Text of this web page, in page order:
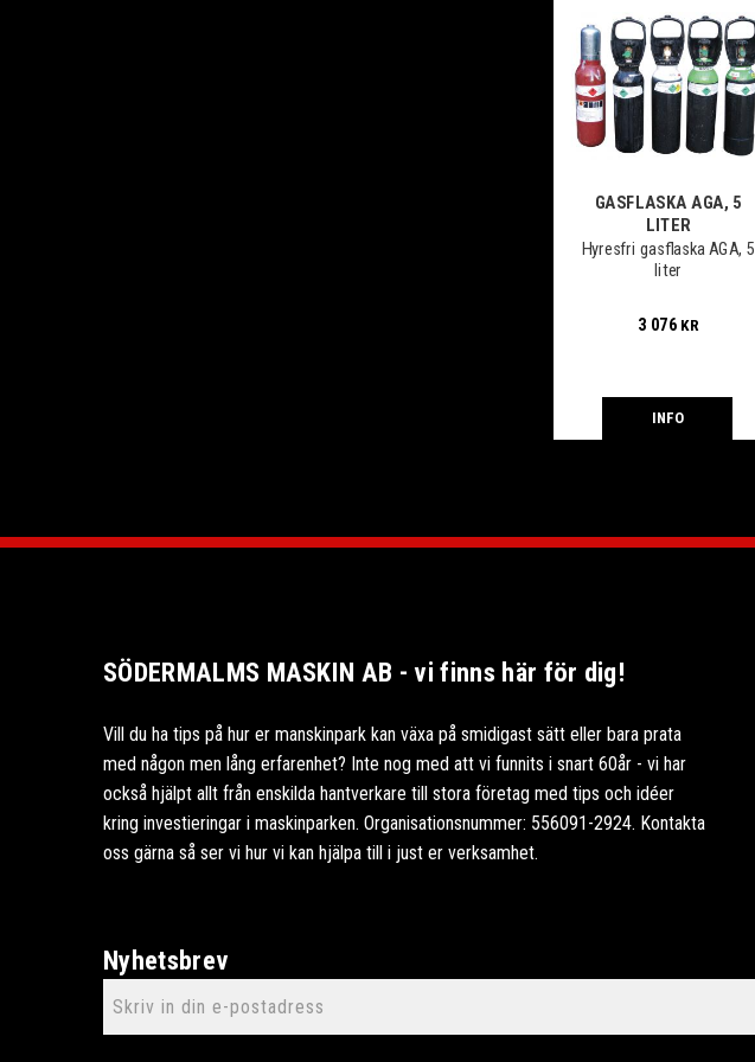
GASFLASKA AGA, 5
LITER
Hyresfri gasflaska AGA, 5
liter
3 076KR
INFO
SÖDERMALMS MASKIN AB - vi finns här för dig!
Vill du ha tips på hur er manskinpark kan växa på smidigast sätt eller bara prata
med någon men lång erfarenhet? Inte nog med att vi funnits i snart 60år - vi har
också hjälpt allt från enskilda hantverkare till stora företag med tips och idéer
kring investieringar i maskinparken. Organisationsnummer: 556091-2924. Kontakta
oss gärna så ser vi hur vi kan hjälpa till i just er verksamhet.
Nyhetsbrev